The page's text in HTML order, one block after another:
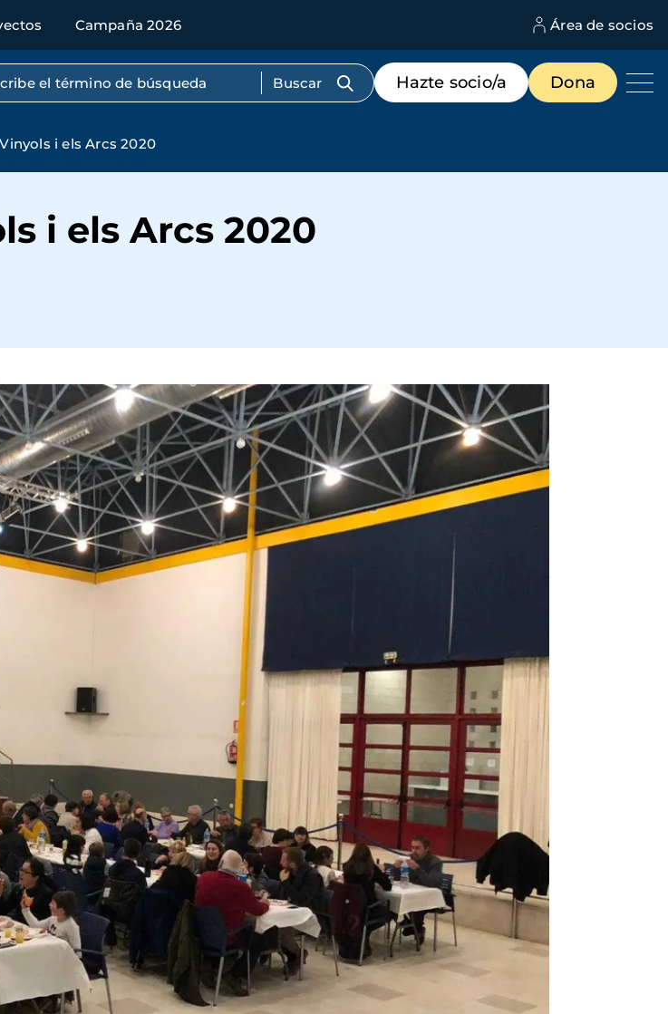
Campaña 2026 Área de socios
por texto completo
Menú
de
destacados
Hazte socio/a Dona
i els Arcs 2020
i els Arcs 2020